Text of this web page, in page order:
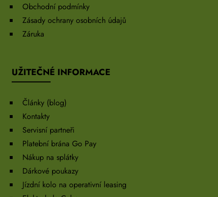
Obchodní podmínky
Zásady ochrany osobních údajů
Záruka
UŽITEČNÉ INFORMACE
Články (blog)
Kontakty
Servisní partneři
Platební brána Go Pay
Nákup na splátky
Dárkové poukazy
Jízdní kolo na operativní leasing